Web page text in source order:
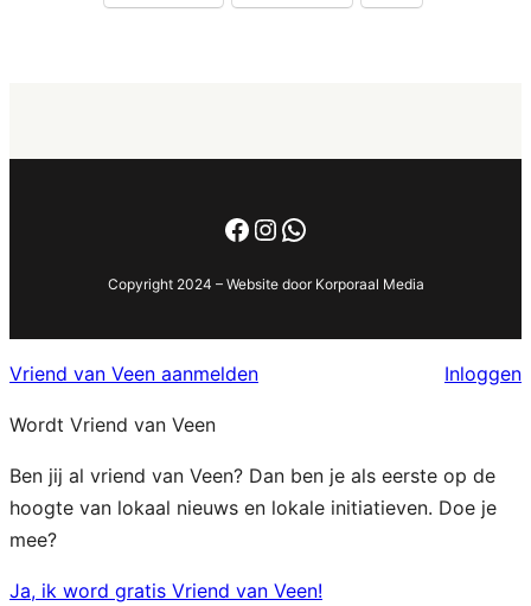
Facebook
Instagram
WhatsApp
Copyright 2024 – Website door Korporaal Media
Vriend van Veen aanmelden Inloggen
Wordt Vriend van Veen
Ben jij al vriend van Veen? Dan ben je als eerste op de
hoogte van lokaal nieuws en lokale initiatieven. Doe je
mee?
Ja, ik word gratis Vriend van Veen!